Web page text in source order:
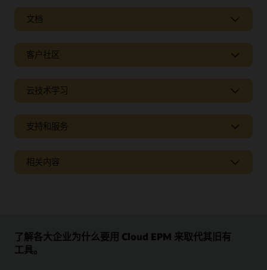
文档
Oracle 文档库
客户社区
云技术学习
支持和服务
相关内容
了解各大企业为什么要用 Cloud EPM 来取代其旧有
工具。